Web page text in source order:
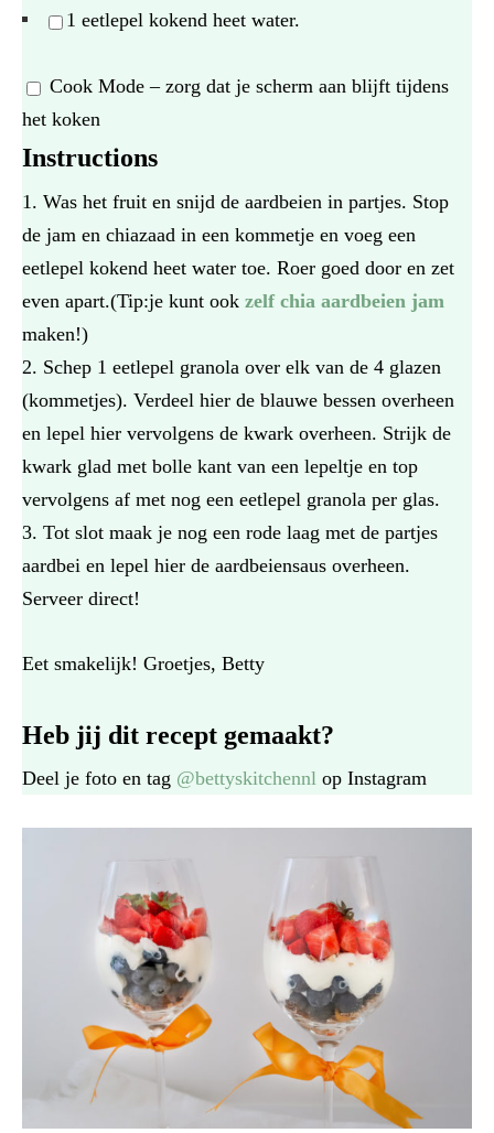
1 eetlepel kokend heet water.
Cook Mode – zorg dat je scherm aan blijft tijdens
het koken
Instructions
Was het fruit en snijd de aardbeien in partjes. Stop
de jam en chiazaad in een kommetje en voeg een
eetlepel kokend heet water toe. Roer goed door en zet
even apart.(Tip:je kunt ook zelf chia aardbeien jam
maken!)
Schep 1 eetlepel granola over elk van de 4 glazen
(kommetjes). Verdeel hier de blauwe bessen overheen
en lepel hier vervolgens de kwark overheen. Strijk de
kwark glad met bolle kant van een lepeltje en top
vervolgens af met nog een eetlepel granola per glas.
Tot slot maak je nog een rode laag met de partjes
aardbei en lepel hier de aardbeiensaus overheen.
Serveer direct!
Eet smakelijk! Groetjes, Betty
Heb jij dit recept gemaakt?
Deel je foto en tag @bettyskitchennl op Instagram